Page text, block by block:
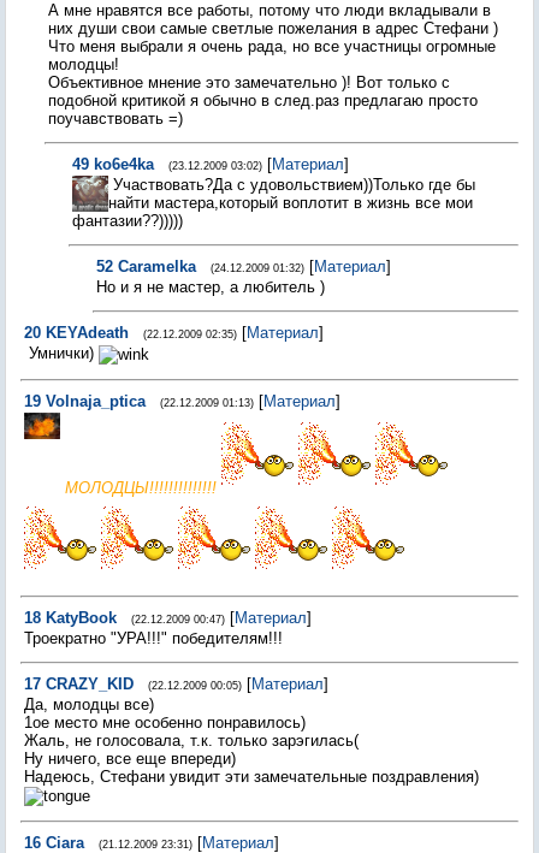
А мне нравятся все работы, потому что люди вкладывали в
них души свои самые светлые пожелания в адрес Стефани )
Что меня выбрали я очень рада, но все участницы огромные
молодцы!
Объективное мнение это замечательно )! Вот только с
подобной критикой я обычно в след.раз предлагаю просто
поучавствовать =)
49 ko6e4ka (23.12.2009 03:02) [Материал]
Участвовать?Да с удовольствием))Только где бы
найти мастера,который воплотит в жизнь все мои
фантазии??)))))
52 Caramelka (24.12.2009 01:32) [Материал]
Но и я не мастер, а любитель )
20 KEYAdeath (22.12.2009 02:35) [Материал]
Умнички)
19 Volnaja_ptica (22.12.2009 01:13) [Материал]
МОЛОДЦЫ!!!!!!!!!!!!!!
18 KatyBook (22.12.2009 00:47) [Материал]
Троекратно "УРА!!!" победителям!!!
17 CRAZY_KID (22.12.2009 00:05) [Материал]
Да, молодцы все)
1ое место мне особенно понравилось)
Жаль, не голосовала, т.к. только зарэгилась(
Ну ничего, все еще впереди)
Надеюсь, Стефани увидит эти замечательные поздравления)
16 Ciara (21.12.2009 23:31) [Материал]